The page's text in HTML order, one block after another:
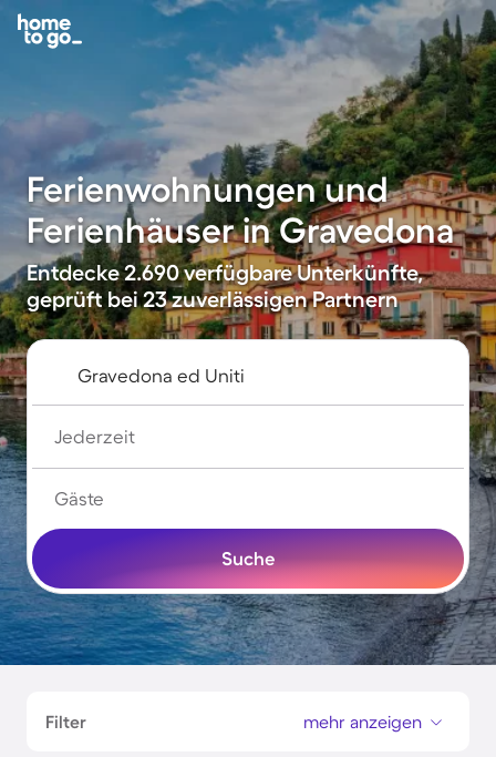
Ferienwohnungen und
Ferienhäuser in Gravedona
Entdecke 2.690 verfügbare Unterkünfte,
geprüft bei 23 zuverlässigen Partnern
Jederzeit
Gäste
Suche
Filter mehr anzeigen